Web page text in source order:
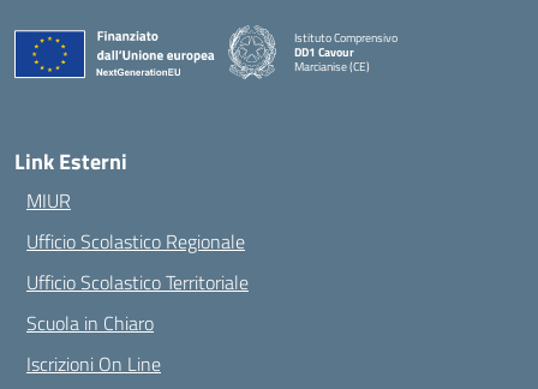
Istituto Comprensivo
DD1 Cavour
Marcianise (CE)
Link Esterni
MIUR
Ufficio Scolastico Regionale
Ufficio Scolastico Territoriale
Scuola in Chiaro
Iscrizioni On Line